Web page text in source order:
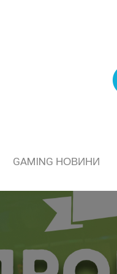
GAMING НОВИНИ